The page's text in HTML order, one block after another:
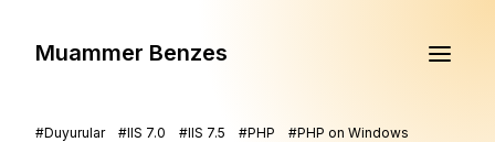
Muammer Benzes
Duyurular IIS 7.0 IIS 7.5 PHP
PHP on Windows